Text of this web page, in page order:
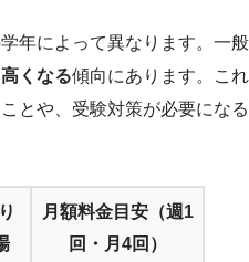
年によって異なります。一般
くなる傾向にあります。これ
とや、受験対策が必要になる
月額料金目安（週1
回・月4回）